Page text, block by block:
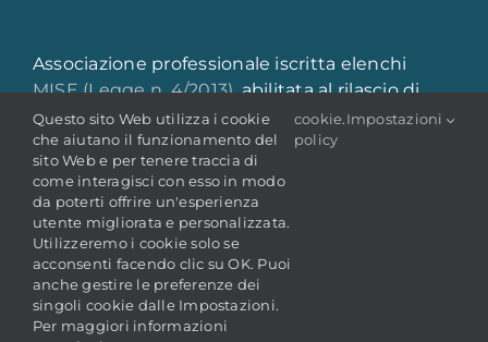
Associazione professionale iscritta elenchi
MISE (Legge n. 4/2013), abilitata al rilascio di
attestazione di qualità e qualificazione
professionale
© Copyright 2022 -2026 | ANAI - Associazione Nazionale
Archivistica Italiana
Questo sito Web utilizza i cookie
che aiutano il funzionamento del
sito Web e per tenere traccia di
come interagisci con esso in modo
da poterti offrire un'esperienza
utente migliorata e personalizzata.
Utilizzeremo i cookie solo se
acconsenti facendo clic su OK. Puoi
anche gestire le preferenze dei
singoli cookie dalle Impostazioni.
Per maggiori informazioni
cookie
policy
.Impostazioni